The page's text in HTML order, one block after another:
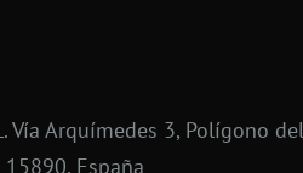
Vía Arquímedes 3, Polígono
España